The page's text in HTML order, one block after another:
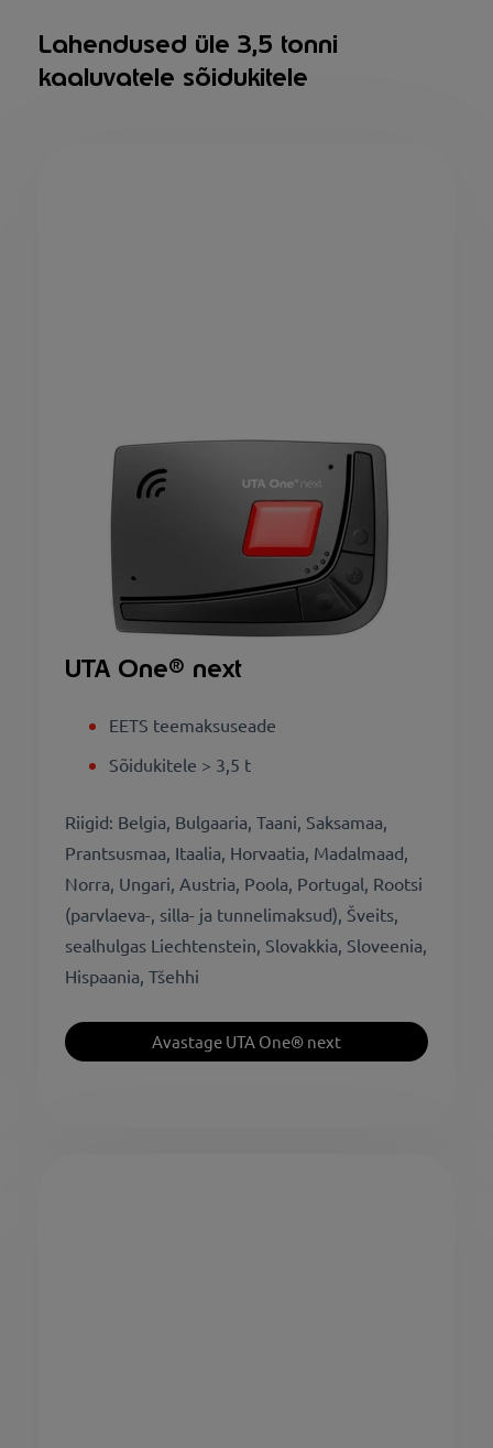
Lahendused üle 3,5 tonni
kaaluvatele sõidukitele
UTA One® next
EETS teemaksuseade
Sõidukitele > 3,5 t
Riigid: Belgia, Bulgaaria, Taani, Saksamaa,
Prantsusmaa, Itaalia, Horvaatia, Madalmaad,
Norra, Ungari, Austria, Poola, Portugal, Rootsi
(parvlaeva-, silla- ja tunnelimaksud), Šveits,
sealhulgas Liechtenstein, Slovakkia, Sloveenia,
Hispaania, Tšehhi
Avastage UTA One® next